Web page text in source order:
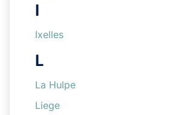
I
Ixelles
L
La Hulpe
Liege